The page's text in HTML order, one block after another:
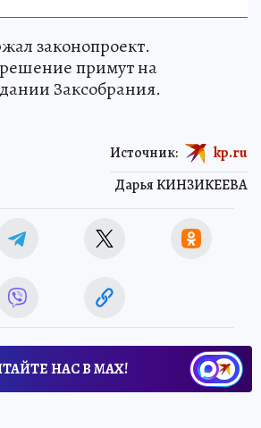
законопроект.
примут на
Заксобрания.
Дарья КИНЗИКЕЕВА
Источник: kp.ru
НАС В МАХ!